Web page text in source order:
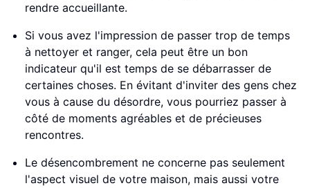
rendre accueillante.
Si vous avez l'impression de passer trop de temps
à nettoyer et ranger, cela peut être un bon
indicateur qu'il est temps de se débarrasser de
certaines choses. En évitant d'inviter des gens chez
vous à cause du désordre, vous pourriez passer à
côté de moments agréables et de précieuses
rencontres.
Le désencombrement ne concerne pas seulement
l'aspect visuel de votre maison, mais aussi votre